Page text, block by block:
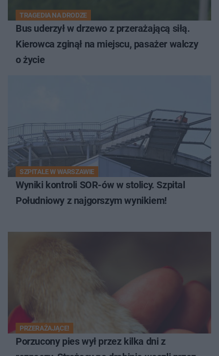
TRAGEDIA NA DRODZE
Bus uderzył w drzewo z przerażającą siłą.
Kierowca zginął na miejscu, pasażer walczy
o życie
SZPITALE W WARSZAWIE
Wyniki kontroli SOR-ów w stolicy. Szpital
Południowy z najgorszym wynikiem!
PRZERAŻAJĄCE!
Porzucony pies wył przez kilka dni z